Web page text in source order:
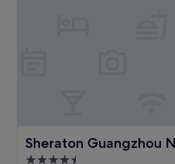
Sheraton Guangzhou
Sheraton Guangzhou
4.5-